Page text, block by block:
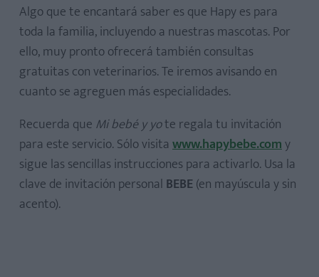
Algo que te encantará saber es que Hapy es para
toda la familia, incluyendo a nuestras mascotas. Por
ello, muy pronto ofrecerá también consultas
gratuitas con veterinarios. Te iremos avisando en
cuanto se agreguen más especialidades.
Recuerda que Mi bebé y yote regala tu invitación
para este servicio. Sólo visita www.hapybebe.comy
sigue las sencillas instrucciones para activarlo. Usa la
clave de invitación personal BEBE(en mayúscula y sin
acento).